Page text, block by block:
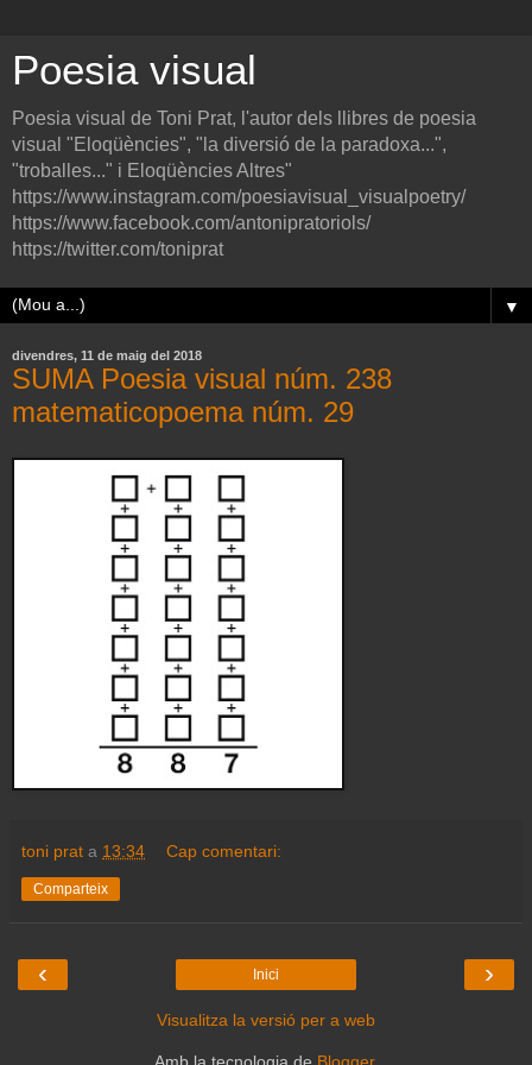
Poesia visual
Poesia visual de Toni Prat, l'autor dels llibres de poesia
visual "Eloqüències", "la diversió de la paradoxa...",
"troballes..." i Eloqüències Altres"
https://www.instagram.com/poesiavisual_visualpoetry/
https://www.facebook.com/antonipratoriols/
https://twitter.com/toniprat
▼
divendres, 11 de maig del 2018
SUMA Poesia visual núm. 238
matematicopoema núm. 29
toni prat a 13:34 Cap comentari:
Comparteix
‹ ›
Inici
Visualitza la versió per a web
Amb la tecnologia de Blogger.